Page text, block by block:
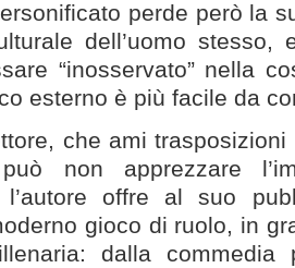
perde però la
dell’uomo stesso,
“inosservato” nella
esterno è più facile da
che ami trasposizioni
non apprezzare
offre al suo
gioco di ruolo, in
dalla commedia